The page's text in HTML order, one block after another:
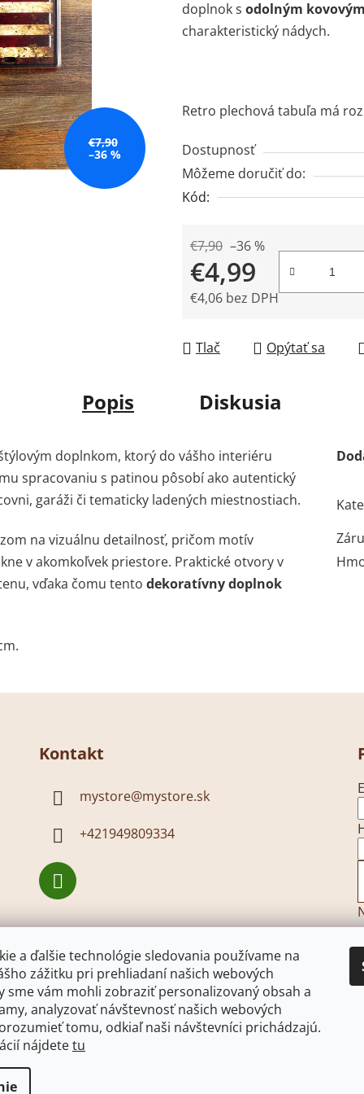
a ďalšie technológie sledovania používame na
zážitku pri prehliadaní našich webových
sme vám mohli zobraziť personalizovaný obsah a
analyzovať návštevnosť našich webových
tomu, odkiaľ naši návštevníci prichádzajú.
nájdetetu
0,0
z
doplnok s odolným
charakteristický nádych.
Retro plechová tabuľa má
Dostupnosť
Môžeme doručiť do:
Kód:
€7,90 –36 %
€4,99
€4,06 bez DPH
Tlač
Opýtať sa
€7,90
–36 %
Popis Diskusia
doplnkom, ktorý do vášho interiéru
spracovaniu s patinou pôsobí ako autentický
garáži či tematicky ladených miestnostiach.
na vizuálnu detailnosť, pričom motív
v akomkoľvek priestore. Praktické otvory v
vďaka čomu tento dekoratívny doplnok
Kontakt
mystore@mystore.sk
+421949809334
Facebook Pohony brán - open-gate.sk